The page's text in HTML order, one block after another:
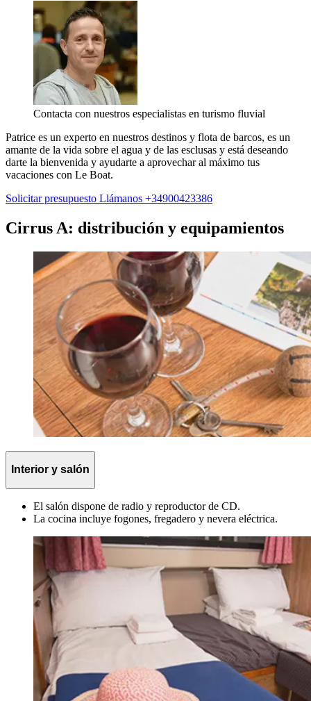
Contacta con nuestros especialistas en turismo fluvial
Patrice es un experto en nuestros destinos y flota de barcos, es un
amante de la vida sobre el agua y de las esclusas y está deseando
darte la bienvenida y ayudarte a aprovechar al máximo tus
vacaciones con Le Boat.
Solicitar presupuesto Llámanos +34900423386
Cirrus A: distribución y equipamientos
Interior y salón
El salón dispone de radio y reproductor de CD.
La cocina incluye fogones, fregadero y nevera eléctrica.